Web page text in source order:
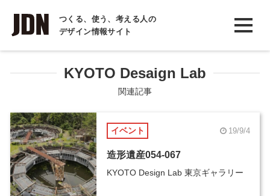
つくる、使う、考える人の
デザイン情報サイト
INTERVIEW
インタビュー
REPORT
COLUMN
コラム
KYOTO Desaign Lab
関連記事
イベント 19/9/4
造形遺産054-067
KYOTO Design Lab 東京ギャラリー